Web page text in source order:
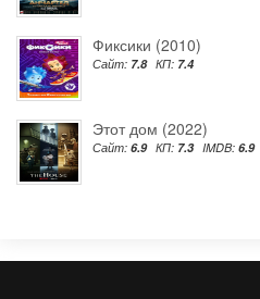
Фиксики (2010)
Сайт: 7.8 КП: 7.4
Этот дом (2022)
Сайт: 6.9 КП: 7.3 IMDB: 6.9